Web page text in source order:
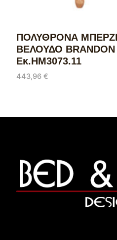
ΠΟΛΥΘΡΟΝΑ
ΒΕΛΟΥΔΟ BRANDON
Εκ.HM3073.11
443,96 €